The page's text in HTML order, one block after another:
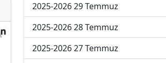
2025-2026 29 Temmuz
2025-2026 28 Temmuz
2025-2026 27 Temmuz